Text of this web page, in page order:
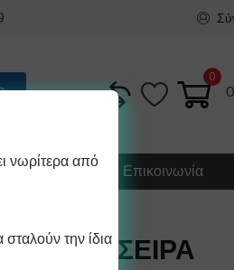
0
Οδηγίες Επικοινωνία
ΣΕΙΡΑ
νωρίτερα από
την ίδια